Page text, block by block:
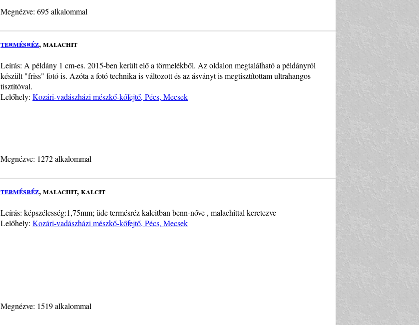
Megnézve: 695 alkalommal
termésréz, malachit
Leírás: A példány 1 cm-es. 2015-ben került elő a törmelékből. Az oldalon megtalálható a példányról
készült "friss" fotó is. Azóta a fotó technika is változott és az ásványt is megtisztítottam ultrahangos
tisztítóval.
Lelőhely: Kozári-vadászházi mészkő-kőfejtő, Pécs, Mecsek
Megnézve: 1272 alkalommal
termésréz, malachit, kalcit
Leírás: képszélesség:1,75mm; üde termésréz kalcitban benn-nőve , malachittal keretezve
Lelőhely: Kozári-vadászházi mészkő-kőfejtő, Pécs, Mecsek
Megnézve: 1519 alkalommal